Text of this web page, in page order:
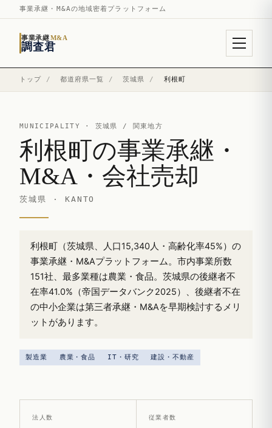
事業承継・M&Aの地域密着プラットフォーム
事業承継M&A
調査君
トップ / 都道府県一覧 / 茨城県 / 利根町
MUNICIPALITY · 茨城県 / 関東地方
利根町の事業承継・
M&A・会社売却
茨城県 · KANTO
利根町（茨城県、人口15,340人・高齢化率45%）の
事業承継・M&Aプラットフォーム。市内事業所数
151社、最多業種は農業・食品。茨城県の後継者不
在率41.0%（帝国データバンク2025）、後継者不在
の中小企業は第三者承継・M&Aを早期検討するメリ
ットがあります。
製造業 農業・食品 IT・研究 建設・不動産
法人数 従業者数